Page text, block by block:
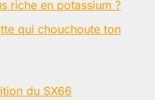
riche en potassium ?
qui chouchoute ton
du SX66